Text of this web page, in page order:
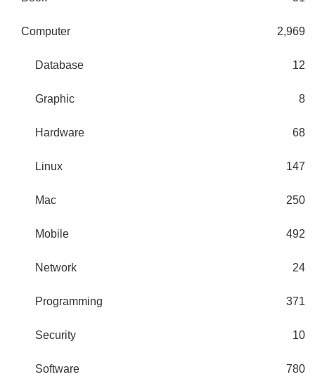
Computer 2,969
Database 12
Graphic 8
Hardware 68
Linux 147
Mac 250
Mobile 492
Network 24
Programming 371
Security 10
Software 780